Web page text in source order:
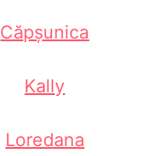
Căpșunica
Kally
Loredana